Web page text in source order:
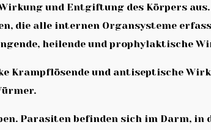
und Entgiftung des Körpers aus.
die alle internen Organsysteme
heilende und prophylaktische
Krampflösende und antiseptische
Parasiten befinden sich im Darm, in